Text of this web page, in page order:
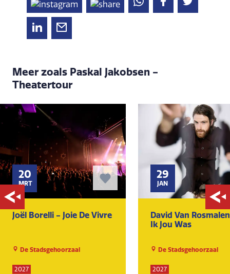
Meer zoals Paskal Jakobsen -
Theatertour
20
MRT
Joël Borelli - Joie De Vivre
De Stadsgehoorzaal
2027
29
JAN
David Van
Ik Jou Was
De Stadsgehoorzaal
2027